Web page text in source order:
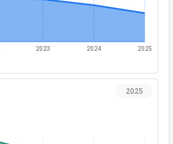
2023 2024 2025
2025